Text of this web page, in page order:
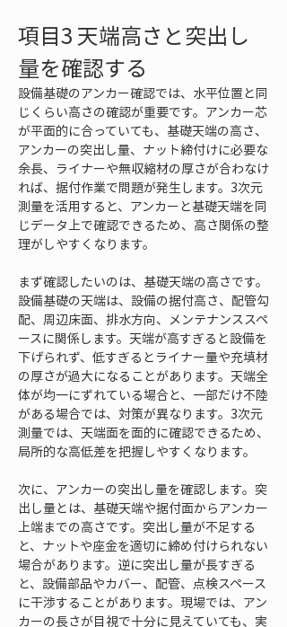
項目3 天端高さと突出し
量を確認する
設備基礎のアンカー確認では、水平位置と同
じくらい高さの確認が重要です。アンカー芯
が平面的に合っていても、基礎天端の高さ、
アンカーの突出し量、ナット締付けに必要な
余長、ライナーや無収縮材の厚さが合わなけ
れば、据付作業で問題が発生します。3次元
測量を活用すると、アンカーと基礎天端を同
じデータ上で確認できるため、高さ関係の整
理がしやすくなります。
まず確認したいのは、基礎天端の高さです。
設備基礎の天端は、設備の据付高さ、配管勾
配、周辺床面、排水方向、メンテナンススペ
ースに関係します。天端が高すぎると設備を
下げられず、低すぎるとライナー量や充填材
の厚さが過大になることがあります。天端全
体が均一にずれている場合と、一部だけ不陸
がある場合では、対策が異なります。3次元
測量では、天端面を面的に確認できるため、
局所的な高低差を把握しやすくなります。
次に、アンカーの突出し量を確認します。突
出し量とは、基礎天端や据付面からアンカー
上端までの高さです。突出し量が不足する
と、ナットや座金を適切に締め付けられない
場合があります。逆に突出し量が長すぎる
と、設備部品やカバー、配管、点検スペース
に干渉することがあります。現場では、アン
カーの長さが目視で十分に見えていても、実